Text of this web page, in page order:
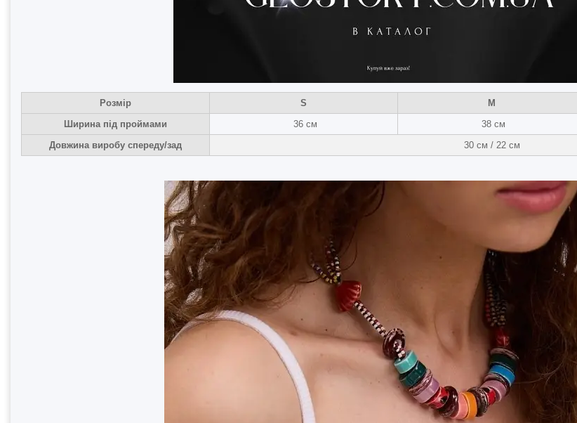
Розмір S M
Ширина під проймами
36 см 38 см
Довжина виробу спереду/зад
30 см / 22 см